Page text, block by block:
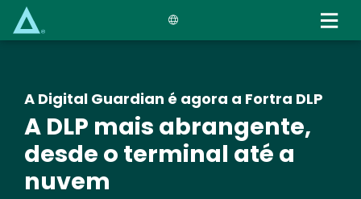
A Digital Guardian é agora a Fortra DLP
A DLP mais abrangente,
desde o terminal até a
nuvem